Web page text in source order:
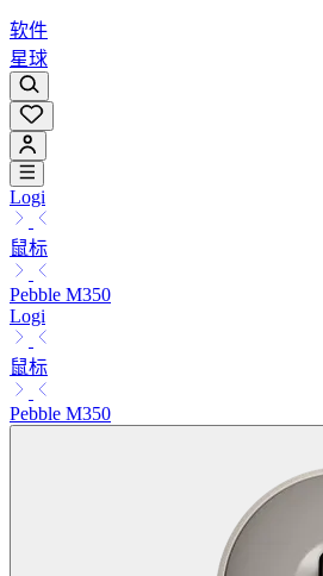
软件
星球
Logi
鼠标
Pebble M350
Logi
鼠标
Pebble M350